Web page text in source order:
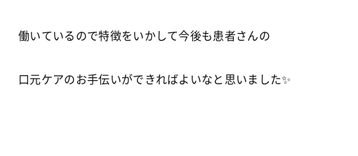
働いているので特徴をいかして今後も患者さんの
口元ケアのお手伝いができればよいなと思いました✨